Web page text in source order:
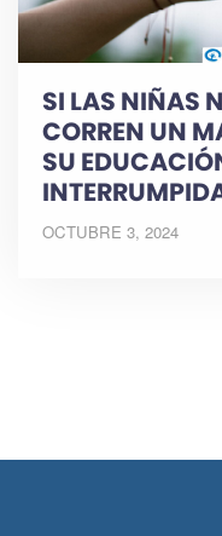
SI LAS NIÑAS
CORREN UN
SU
OCTUBRE 3, 2024